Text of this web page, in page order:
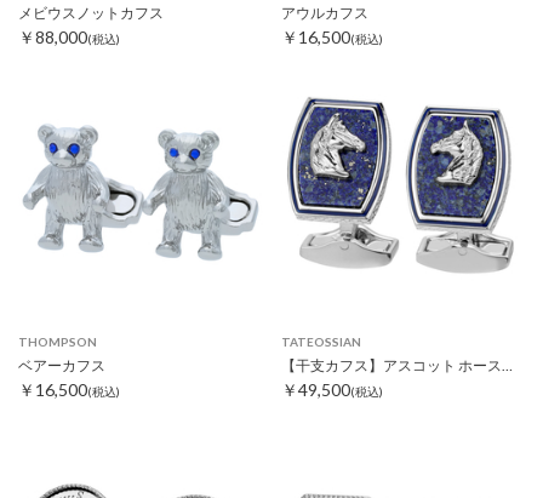
メビウスノットカフス
￥88,000(税込)
アウルカフス
￥16,500(税込)
THOMPSON
ベアーカフス
￥16,500(税込)
TATEOSSIAN
【干支カフス】アスコット ホースカフス
￥49,500(税込)